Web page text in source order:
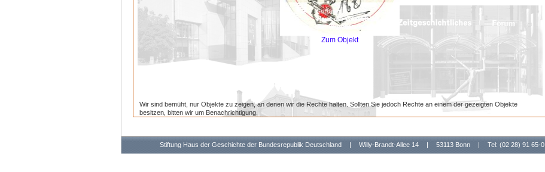
Zum Objekt
Wir sind bemüht, nur Objekte zu zeigen, an denen wir die Rechte halten. Sollten Sie jedoch Rechte an einem der gezeigten Objekte
besitzen, bitten wir um Benachrichtigung.
Stiftung Haus der Geschichte der Bundesrepublik Deutschland | Willy-Brandt-Allee 14 | 53113 Bonn | Tel: (02 28) 91 65-0